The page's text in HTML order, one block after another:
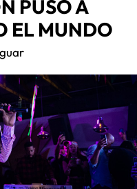
PUSO A
EL MUNDO